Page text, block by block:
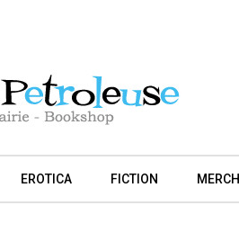
EROTICA FICTION MERCH